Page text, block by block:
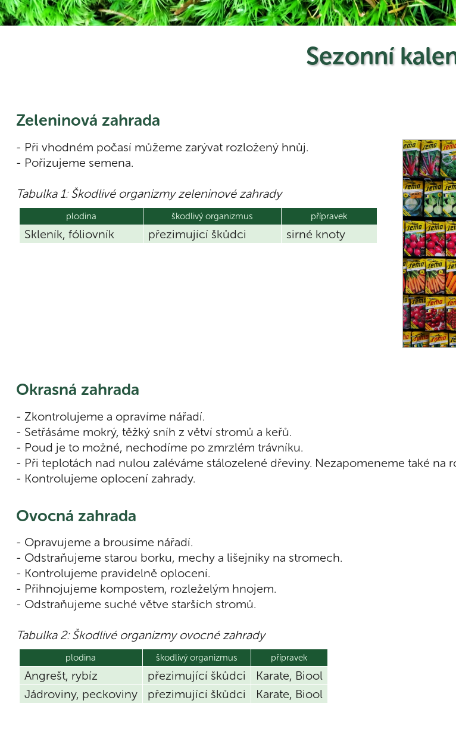
Sezonní
Zeleninová zahrada
- Při vhodném počasí můžeme zarývat rozložený hnůj.
- Pořizujeme semena.
Tabulka 1: Škodlivé organizmy zeleninové zahrady
plodina škodlivý organizmus přípravek
Skleník, fóliovník přezimující škůdci sirné knoty
Okrasná zahrada
- Zkontrolujeme a opravíme nářadí.
- Setřásáme mokrý, těžký sníh z větví stromů a keřů.
- Poud je to možné, nechodíme po zmrzlém trávníku.
- Při teplotách nad nulou zaléváme stálozelené dřeviny. Nezapomeneme také na
- Kontrolujeme oplocení zahrady.
Ovocná zahrada
- Opravujeme a brousíme nářadí.
- Odstraňujeme starou borku, mechy a lišejníky na stromech.
- Kontrolujeme pravidelně oplocení.
- Přihnojujeme kompostem, rozleželým hnojem.
- Odstraňujeme suché větve starších stromů.
Tabulka 2: Škodlivé organizmy ovocné zahrady
plodina škodlivý organizmus přípravek
Angrešt, rybíz přezimující škůdci
Karate, Biool
Jádroviny, peckoviny
přezimující škůdci Karate, Biool